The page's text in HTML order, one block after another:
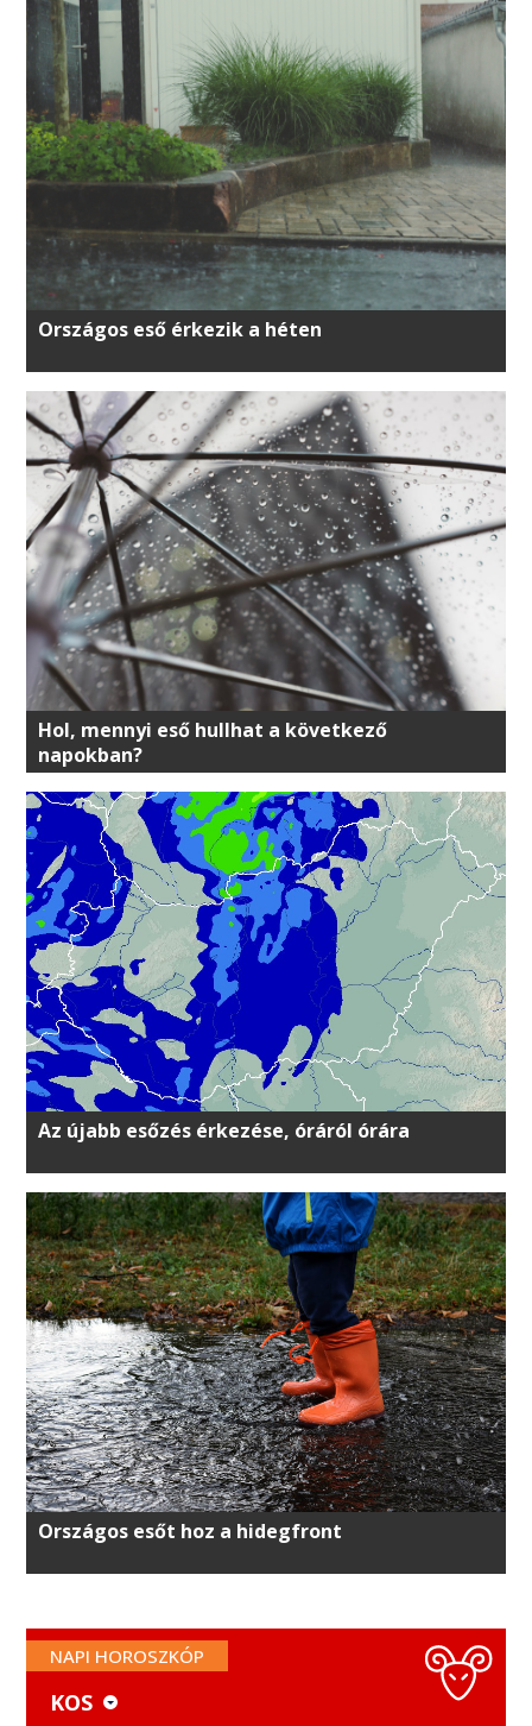
Országos eső érkezik a héten
Hol, mennyi eső hullhat a következő
napokban?
Az újabb esőzés érkezése, óráról órára
Országos esőt hoz a hidegfront
NAPI HOROSZKÓP
KOS
KOS